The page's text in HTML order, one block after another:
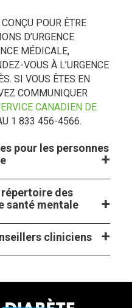
POUR ÊTRE
D’URGENCE
MÉDICALE,
VOUS À L’URGENCE
SI VOUS ÊTES EN
COMMUNIQUER
CANADIEN DE
1 833 456-4566.
pour les personnes
des
santé mentale
cliniciens